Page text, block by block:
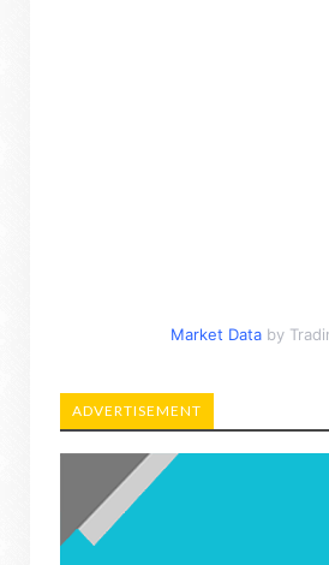
Market Data by
ADVERTISEMENT